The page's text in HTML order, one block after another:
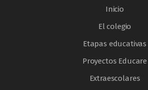
Inicio
El colegio
Etapas educativas
Proyectos Educare
Extraescolares